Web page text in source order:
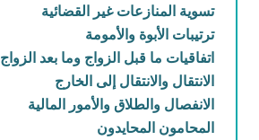
تسوية المنازعات غير القضائية
ترتيبات الأبوة والأمومة
اتفاقيات ما قبل الزواج وما بعد الزواج
الانتقال والانتقال إلى الخارج
الانفصال والطلاق والأمور المالية
المحامون المحايدون